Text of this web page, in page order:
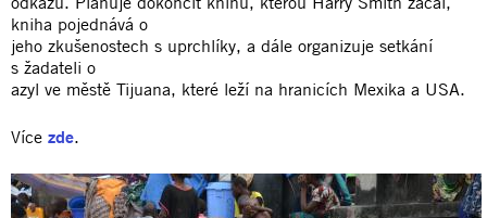
kniha pojednává o
jeho zkušenostech s uprchlíky, a dále organizuje setkání
s žadateli o
azyl ve městě Tijuana, které leží na hranicích Mexika a USA.
Více zde.